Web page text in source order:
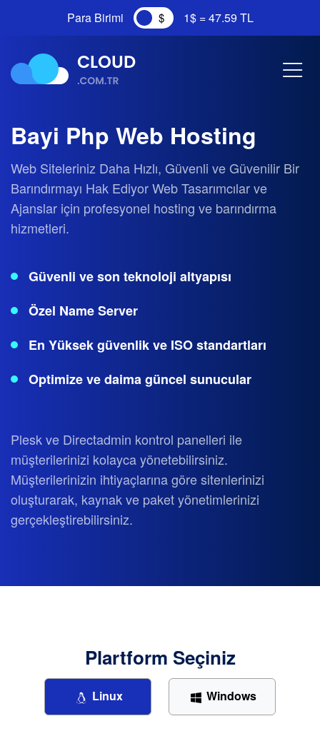
Para Birimi 1$ = 47.59 TL
Bayi Php Web Hosting
Web Siteleriniz Daha Hızlı, Güvenli ve Güvenilir Bir
Barındırmayı Hak Ediyor Web Tasarımcılar ve
Ajanslar için profesyonel hosting ve barındırma
hizmetleri.
Güvenli ve son teknoloji altyapısı
Özel Name Server
En Yüksek güvenlik ve ISO standartları
Optimize ve daima güncel sunucular
Plesk ve Directadmin kontrol panelleri ile
müşterilerinizi kolayca yönetebilirsiniz.
Müşterilerinizin ihtiyaçlarına göre sitenlerinizi
oluşturarak, kaynak ve paket yönetimlerinizi
gerçekleştirebilirsiniz.
Plartform Seçiniz
Linux Windows